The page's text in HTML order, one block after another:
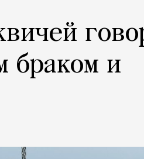
браком и